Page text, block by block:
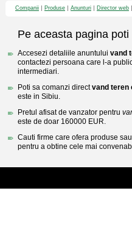
Companii Produse Anunturi Director web
Pe aceasta pagina poti
Accesezi detaliile anuntului vand
contactezi persoana care l-a
intermediari.
Poti sa comanzi directvand teren
este in Sibiu.
Pretul afisat de vanzator pentru
este de doar 160000 EUR.
Cauti firme care ofera produse
pentru a obtine cele mai